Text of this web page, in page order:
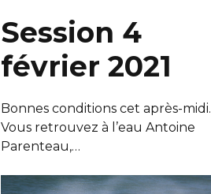
Session 4
février 2021
Bonnes conditions cet après-midi.
Vous retrouvez à l’eau Antoine
Parenteau,…